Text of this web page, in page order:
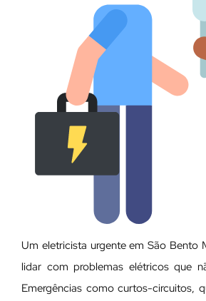
Um eletricista urgente em São Bento
lidar com problemas elétricos que
Emergências como curtos-circuitos,